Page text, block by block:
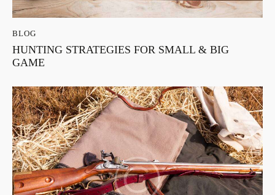
BLOG
HUNTING STRATEGIES FOR SMALL & BIG
GAME